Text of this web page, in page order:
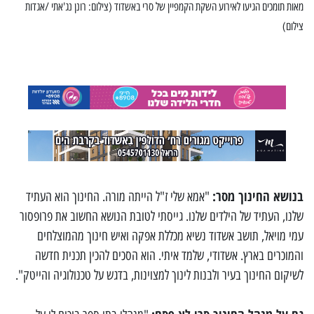
מאות תומכים הגיעו לאירוע השקת הקמפיין של סרי באשדוד (צילום: רונן נג'אתי /אגדות
צילום)
בנושא החינוך מסר: "אמא שלי ז"ל הייתה מורה. החינוך הוא העתיד
שלנו, העתיד של הילדים שלנו. גייסתי לטובת הנושא החשוב את פרופסור
עמי מויאל, תושב אשדוד נשיא מכללת אפקה ואיש חינוך מהמוצלחים
והמוכרים בארץ. אשדודי, שלמד איתי. הוא הסכים להכין תכנית חדשה
לשיקום החינוך בעיר ולבנות לינוך למצוינות, בדגש על טכנולוגיה והייטק".